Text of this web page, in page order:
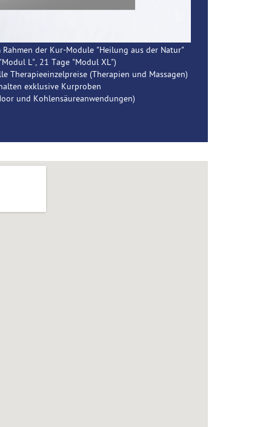
der Kur-Module "Heilung aus der Natur"
L", 21 Tage "Modul XL")
Therapieeinzelpreise (Therapien und Massagen)
exklusive Kurproben
und Kohlensäureanwendungen)